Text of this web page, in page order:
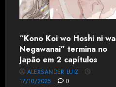
“Kono Koi wo Hoshi ni wa
Negawanai” termina no
Japão em 2 capítulos
ALEXSANDER LUIZ
17/10/2025
0